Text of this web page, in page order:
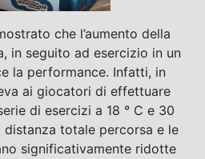
che l’aumento della
in seguito ad esercizio in un
la performance. Infatti, in
ai giocatori di effettuare
di esercizi a 18 ° C e 30
distanza totale percorsa e le
significativamente ridotte